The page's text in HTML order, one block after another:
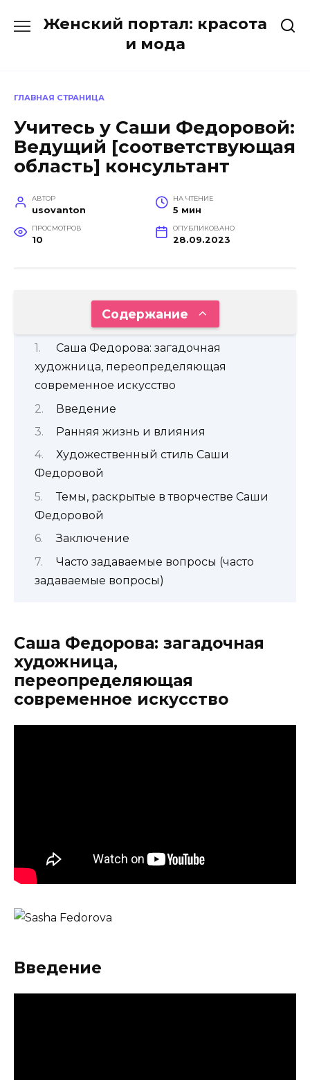
Женский портал: красота
и мода
ГЛАВНАЯ СТРАНИЦА
Учитесь у Саши Федоровой:
Ведущий [соответствующая
область] консультант
АВТОР
usovanton
НА ЧТЕНИЕ
5 мин
ПРОСМОТРОВ
10
ОПУБЛИКОВАНО
28.09.2023
Содержание
Саша Федорова: загадочная
художница, переопределяющая
современное искусство
Введение
Ранняя жизнь и влияния
Художественный стиль Саши
Федоровой
Темы, раскрытые в творчестве Саши
Федоровой
Заключение
Часто задаваемые вопросы (часто
задаваемые вопросы)
Саша Федорова: загадочная
художница,
переопределяющая
современное искусство
Введение